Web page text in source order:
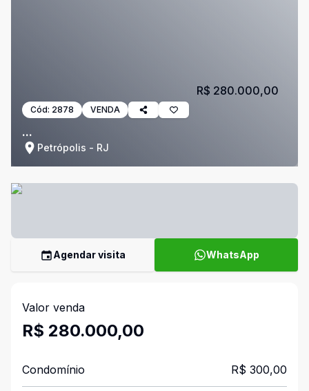
Cód: 2878 VENDA
...
Petrópolis - RJ
R$ 280.000,00
Agendar visita WhatsApp
Valor venda
R$ 280.000,00
Condomínio R$ 300,00